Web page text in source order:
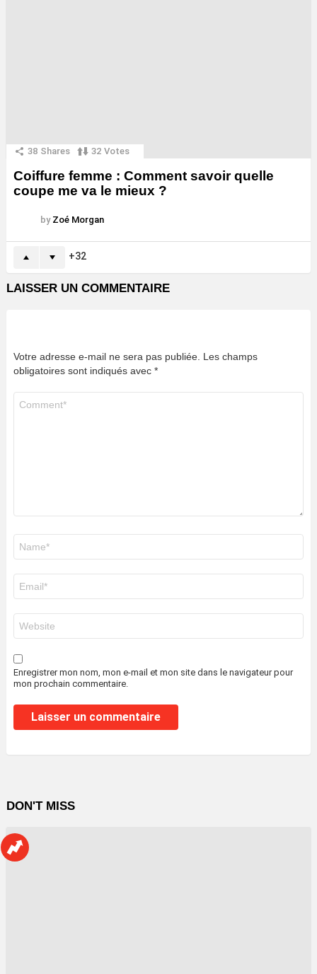
38 Shares 32 Votes
Coiffure femme : Comment savoir quelle
coupe me va le mieux ?
by Zoé Morgan
32
LAISSER UN COMMENTAIRE
Votre adresse e-mail ne sera pas publiée. Les champs
obligatoires sont indiqués avec *
mail
*
web
Enregistrer mon nom, mon e-mail et mon site dans le navigateur pour
mon prochain commentaire.
DON'T MISS